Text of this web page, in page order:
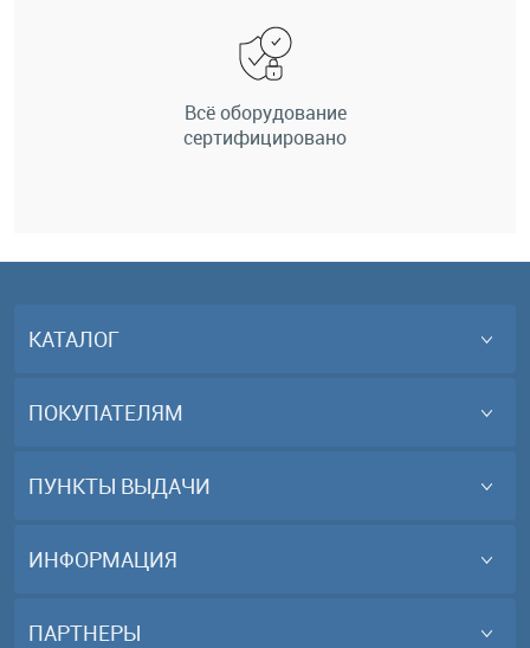
Всё оборудование
сертифицировано
КАТАЛОГ
ПОКУПАТЕЛЯМ
ПУНКТЫ ВЫДАЧИ
ИНФОРМАЦИЯ
ПАРТНЕРЫ